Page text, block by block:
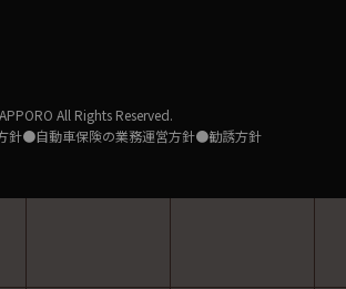
All Rights Reserved.
針●自動車保険の業務運営方針●勧誘方針